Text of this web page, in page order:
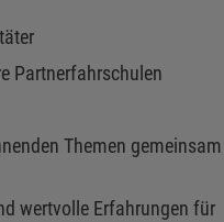
Partnerfahrschulen
Themen gemeinsam
wertvolle Erfahrungen für